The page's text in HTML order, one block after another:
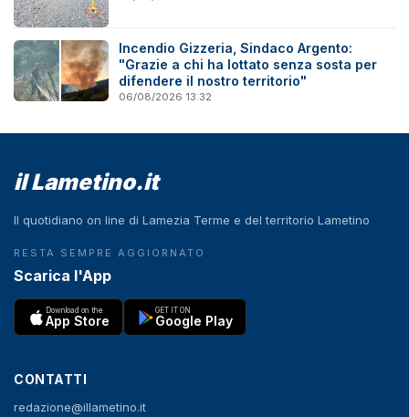
Incendio Gizzeria, Sindaco Argento:
"Grazie a chi ha lottato senza sosta per
difendere il nostro territorio"
06/08/2026 13:32
il Lametino.it
Il quotidiano on line di Lamezia Terme e del territorio Lametino
RESTA SEMPRE AGGIORNATO
Scarica l'App
Download on the
App Store
GET IT ON
Google Play
CONTATTI
redazione@illametino.it